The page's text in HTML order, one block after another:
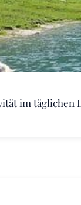
im täglichen